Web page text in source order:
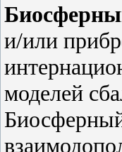
и/или
моделей